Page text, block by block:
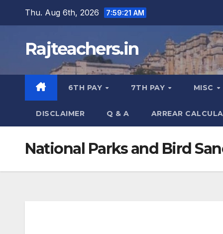
Thu. Aug 6th, 2026 7:59:21 AM
Rajteachers.in
6TH PAY 7TH PAY MISC
DISCLAIMER Q & A ARREAR
National Parks and Bird